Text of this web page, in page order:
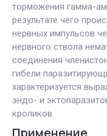
торможения гамма-
результате чего
нервных импульсов
нервного ствола
соединения
гибели
характеризуется
эндо- и
кроликов.
Применение